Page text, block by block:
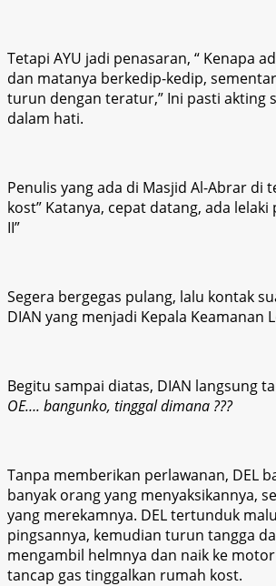
Tetapi AYU jadi penasaran, “ Kenapa
dan matanya berkedip-kedip,
turun dengan teratur,” Ini pasti akting
dalam hati.
Penulis yang ada di Masjid Al-Abrar di
kost” Katanya, cepat datang, ada
II”
Segera bergegas pulang, lalu kontak
DIAN yang menjadi Kepala Keamanan
Begitu sampai diatas, DIAN langsung
OE…. bangunko, tinggal dimana ???
Tanpa memberikan perlawanan, DEL
banyak orang yang menyaksikannya,
yang merekamnya. DEL tertunduk
pingsannya, kemudian turun tangga
mengambil helmnya dan naik ke
tancap gas tinggalkan rumah kost.